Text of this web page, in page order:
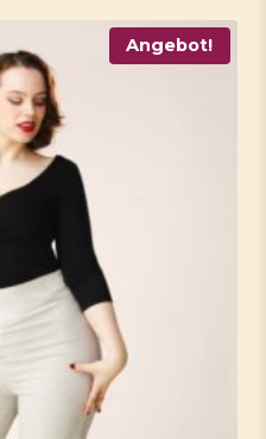
Angebot!